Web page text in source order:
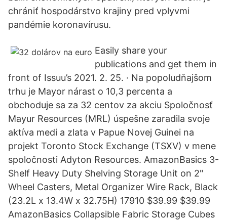
chrániť hospodárstvo krajiny pred vplyvmi
pandémie koronavírusu.
Easily share your
publications and get them in
front of Issuu’s 2021. 2. 25. · Na popoludňajšom
trhu je Mayor nárast o 10,3 percenta a
obchoduje sa za 32 centov za akciu Spoločnosť
Mayur Resources (MRL) úspešne zaradila svoje
aktíva medi a zlata v Papue Novej Guinei na
projekt Toronto Stock Exchange (TSXV) v mene
spoločnosti Adyton Resources. AmazonBasics 3-
Shelf Heavy Duty Shelving Storage Unit on 2"
Wheel Casters, Metal Organizer Wire Rack, Black
(23.2L x 13.4W x 32.75H) 17910 $39.99 $39.99
AmazonBasics Collapsible Fabric Storage Cubes